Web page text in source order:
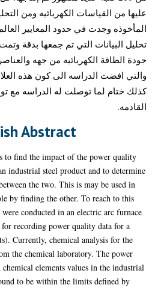
عليها من القياسات الكهربائيه ومن
المأخوذه وجدت في حدود المعايير
تحليل البيانات التي تم جمعها بدقة
جودة الطاقة الكهربائيه من جهه
والتي افضت الدراسه الى كون هذه
كذلك ختام لما توصلت له الدراسه مع
القادمه.
Abstract
to find the impact of the power quality
industrial steel product and to determine
the two. This is may be used in
by finding the other. To reach to this
conducted in an electric arc furnace
recording power quality data for a
Currently, chemical analysis for the
the chemical laboratory. The power
elements values in the industrial
to be within the limits defined by